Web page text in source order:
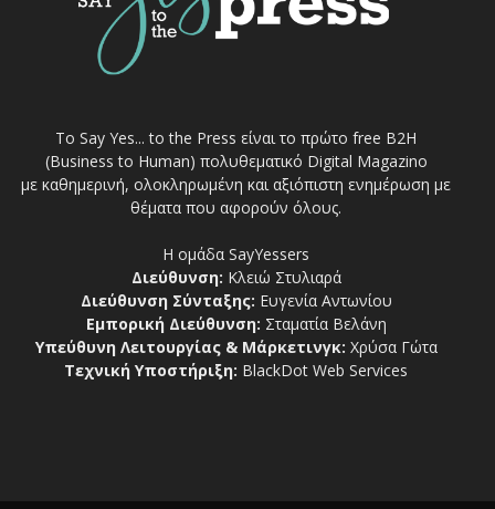
Το Say Yes... to the Press είναι το πρώτο free Β2Η
(Business to Human) πολυθεματικό Digital Magazino
με καθημερινή, ολοκληρωμένη και αξιόπιστη ενημέρωση με
θέματα που αφορούν όλους.
Η ομάδα SayYessers
Διεύθυνση: Κλειώ Στυλιαρά
Διεύθυνση Σύνταξης: Ευγενία Αντωνίου
Εμπορική Διεύθυνση: Σταματία Βελάνη
Υπεύθυνη Λειτουργίας & Μάρκετινγκ: Χρύσα Γώτα
Τεχνική Υποστήριξη: BlackDot Web Services